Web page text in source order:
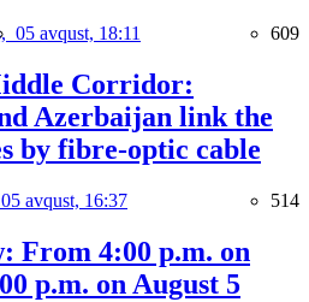
05 avqust, 18:11 609
Corridor:
Azerbaijan link the
by fibre-optic cable
05 avqust, 16:37 514
From 4:00 p.m. on
p.m. on August 5